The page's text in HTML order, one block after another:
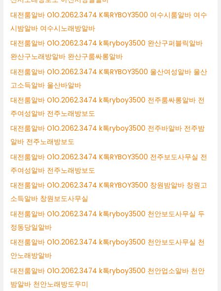
대전룸알바 O1O.2062.3474 K톡RYBOY3500 여수시룸알바 여수
시밤알바 여수시노래방알바
대전룸알바 O1O.2062.3474 k톡ryboy3500 완산구퍼블릭알바
완산구노래방알바 완산구룸싸롱알바
대전룸알바 O1O.2062.3474 K톡RYBOY3500 울산여성알바 울산
고소득알바 울산바알바
대전룸알바 O1O.2062.3474 k톡ryboy3500 전주룸싸롱알바 전
주여성알바 전주노래방보도
대전룸알바 O1O.2062.3474 k톡ryboy3500 전주바알바 전주밤
알바 전주노래방보도
대전룸알바 O1O.2062.3474 K톡RYBOY3500 전주보도사무실 전
주여성알바 전주노래방보도
대전룸알바 O1O.2062.3474 K톡RYBOY3500 창원밤알바 창원고
소득알바 창원보도사무실
대전룸알바 O1O.2062.3474 k톡ryboy3500 천안보도사무실 두
정동당일알바
대전룸알바 O1O.2062.3474 k톡ryboy3500 천안보도사무실 천
안노래방알바
대전룸알바 O1O.2062.3474 k톡ryboy3500 천안업소알바 천안
밤알바 천안노래방도우미